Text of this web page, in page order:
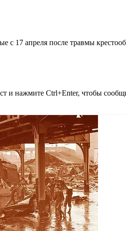
с 17 апреля после травмы
и нажмите Ctrl+Enter, чтобы